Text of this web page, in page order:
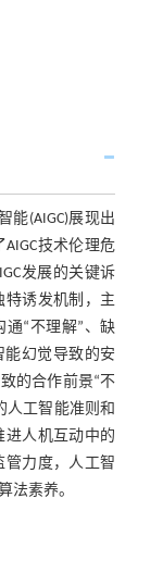
能(AIGC)展现出
技术伦理危
发展的关键诉
特诱发机制，主
通“不理解”、缺
能幻觉导致的安
的合作前景“不
人工智能准则和
进人机互动中的
管力度，人工智
法素养。